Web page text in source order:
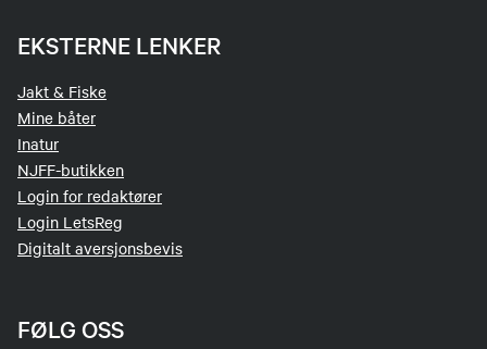
EKSTERNE LENKER
Jakt & Fiske
Mine båter
Inatur
NJFF-butikken
Login for redaktører
Login LetsReg
Digitalt aversjonsbevis
FØLG OSS